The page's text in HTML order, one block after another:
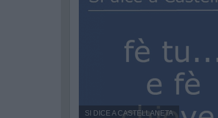
SI DICE A CASTELLANETA